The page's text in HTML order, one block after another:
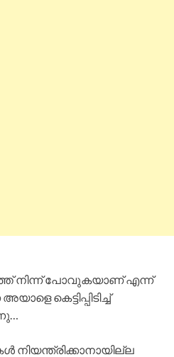
നിന്ന് പോവുകയാണ് എന്ന്
കെട്ടിപ്പിടിച്ച്
നിയന്ത്രിക്കാനായില്ല